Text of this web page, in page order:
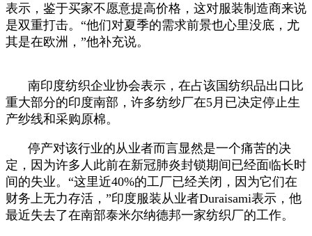
表示，鉴于买家不愿意提高价格，这对服装制造商来说
是双重打击。“他们对夏季的需求前景也心里没底，尤
其是在欧洲，”他补充说。
南印度纺织企业协会表示，在占该国纺织品出口比
重大部分的印度南部，许多纺纱厂在5月已决定停止生
产纱线和采购原棉。
停产对该行业的从业者而言显然是一个痛苦的决
定，因为许多人此前在新冠肺炎封锁期间已经面临长时
间的失业。“这里近40%的工厂已经关闭，因为它们在
财务上无力存活，”印度服装从业者Duraisami表示，他
最近失去了在南部泰米尔纳德邦一家纺织厂的工作。